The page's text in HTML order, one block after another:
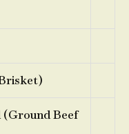
(Ground Beef